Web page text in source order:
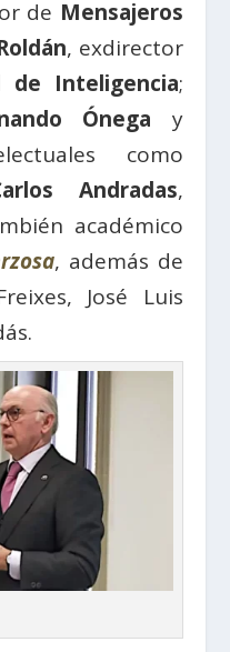
de Mensajeros
, exdirector
de Inteligencia;
Ónega y
como
Andradas,
académico
, además de
José Luis